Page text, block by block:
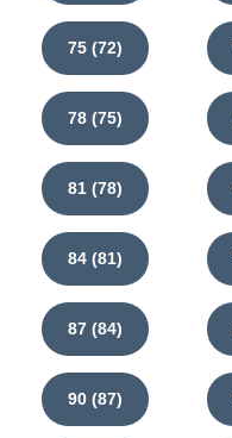
75 (72)
78 (75)
81 (78)
84 (81)
87 (84)
90 (87)